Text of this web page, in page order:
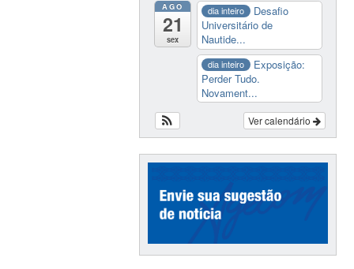
AGO
21
sex
dia inteiro
Desafio
Universitário de
Nautide...
dia inteiro
Exposição:
Perder Tudo.
Novament...
Ver calendário